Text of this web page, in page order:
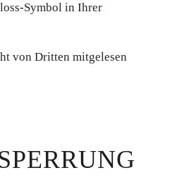
Symbol in Ihrer
von Dritten mitgelesen